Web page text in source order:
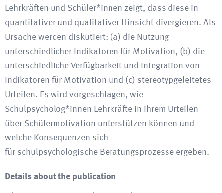
Lehrkräften und Schüler*innen zeigt, dass diese in
quantitativer und qualitativer Hinsicht divergieren. Als
Ursache werden diskutiert: (a) die Nutzung
unterschiedlicher Indikatoren für Motivation, (b) die
unterschiedliche Verfügbarkeit und Integration von
Indikatoren für Motivation und (c) stereotypgeleitetes
Urteilen. Es wird vorgeschlagen, wie
Schulpsycholog*innen Lehrkräfte in ihrem Urteilen
über Schülermotivation unterstützen können und
welche Konsequenzen sich
für schulpsychologische Beratungsprozesse ergeben.
Details about the publication